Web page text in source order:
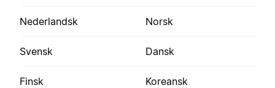
Nederlandsk Norsk
Svensk Dansk
Finsk Koreansk